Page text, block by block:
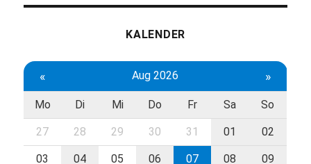
KALENDER
« Aug 2026 »
Mo Di Mi Do Fr Sa So
27 28 29 30 31 01 02
03 04 05 06 07 08 09